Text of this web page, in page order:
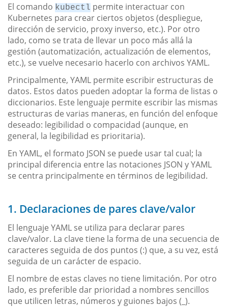
El comando kubectl permite interactuar con
Kubernetes para crear ciertos objetos (despliegue,
dirección de servicio, proxy inverso, etc.). Por otro
lado, como se trata de llevar un poco más allá la
gestión (automatización, actualización de elementos,
etc.), se vuelve necesario hacerlo con archivos YAML.
Principalmente, YAML permite escribir estructuras de
datos. Estos datos pueden adoptar la forma de listas o
diccionarios. Este lenguaje permite escribir las mismas
estructuras de varias maneras, en función del enfoque
deseado: legibilidad o compacidad (aunque, en
general, la legibilidad es prioritaria).
En YAML, el formato JSON se puede usar tal cual; la
principal diferencia entre las notaciones JSON y YAML
se centra principalmente en términos de legibilidad.
1. Declaraciones de pares clave/valor
El lenguaje YAML se utiliza para declarar pares
clave/valor. La clave tiene la forma de una secuencia de
caracteres seguida de dos puntos (:) que, a su vez, está
seguida de un carácter de espacio.
El nombre de estas claves no tiene limitación. Por otro
lado, es preferible dar prioridad a nombres sencillos
que utilicen letras, números y guiones bajos (_).